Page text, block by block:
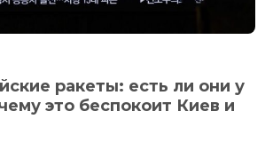
ракеты: есть ли они у
это беспокоит Киев и